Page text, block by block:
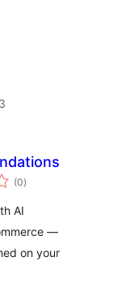
(0αξιολογήσεις
σύνολο
)
AI
—
on your